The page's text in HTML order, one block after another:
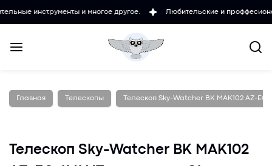
и многое другое. Любительские и проффесиональные
Главная Телескопы Телескоп Sky-Watcher BK MAK102 AZ-
Телескоп Sky-Watcher BK MAK102